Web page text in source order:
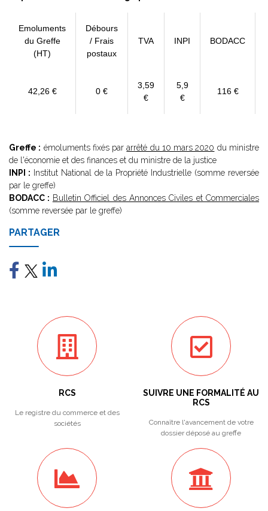
Emoluments
du Greffe
(HT)
Débours
/ Frais
postaux
TVA INPI BODACC
42,26 € 0 €
3,59
€
5,9
€
116 €
Greffe : émoluments fixés pararrêté du 10 mars 2020 du ministre
de l'économie et des finances et du ministre de la justice
INPI : Institut National de la Propriété Industrielle (somme reversée
par le greffe)
BODACC : Bulletin Officiel des Annonces Civiles et Commerciales
(somme reversée par le greffe)
PARTAGER
RCS
Le registre du commerce et des
sociétés
SUIVRE UNE FORMALITÉ AU
RCS
Connaître l'avancement de votre
dossier déposé au greffe